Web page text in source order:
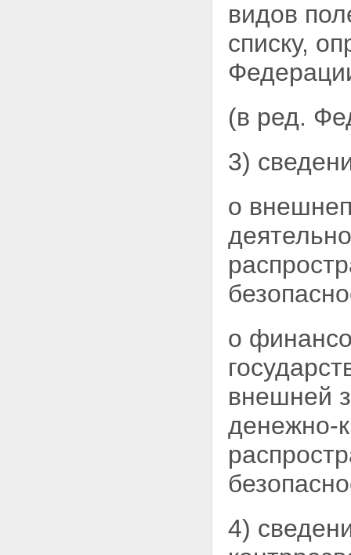
видов
списку,
(в ред.
3)
о
о
внешней
денежно-
4)